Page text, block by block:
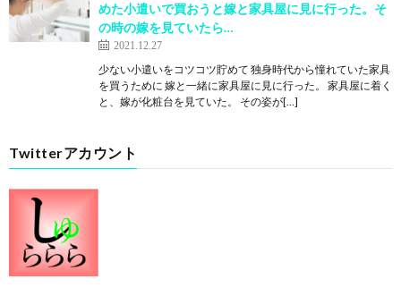
めた小遣いで買おうと嫁と家具屋に見に行った。そ
の時の嫁を見ていたら…
2021.12.27
少ない小遣いをコツコツ貯めて 独身時代から憧れていた家具
を買うために 嫁と一緒に家具屋に見に行った。 家具屋に着く
と、嫁が化粧台を見ていた。 その姿が[…]
Twitterアカウント